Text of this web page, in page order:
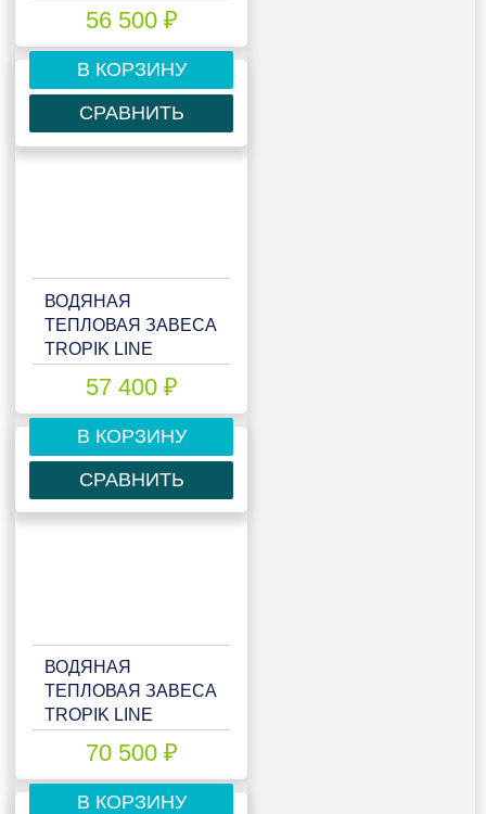
56 500 ₽
В КОРЗИНУ
СРАВНИТЬ
ВОДЯНАЯ
ТЕПЛОВАЯ ЗАВЕСА
TROPIK LINE
57 400 ₽
В КОРЗИНУ
СРАВНИТЬ
ВОДЯНАЯ
ТЕПЛОВАЯ ЗАВЕСА
TROPIK LINE
70 500 ₽
В КОРЗИНУ